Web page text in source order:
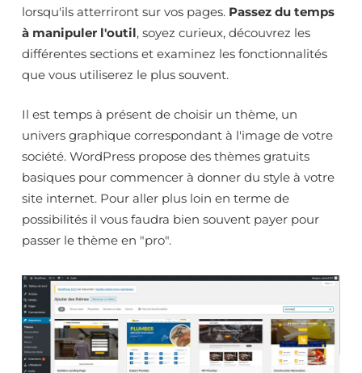
lorsqu'ils atterriront sur vos pages. Passez du temps
à manipuler l'outil, soyez curieux, découvrez les
différentes sections et examinez les fonctionnalités
que vous utiliserez le plus souvent.
Il est temps à présent de choisir un thème, un
univers graphique correspondant à l'image de votre
société. WordPress propose des thèmes gratuits
basiques pour commencer à donner du style à votre
site internet. Pour aller plus loin en terme de
possibilités il vous faudra bien souvent payer pour
passer le thème en "pro".